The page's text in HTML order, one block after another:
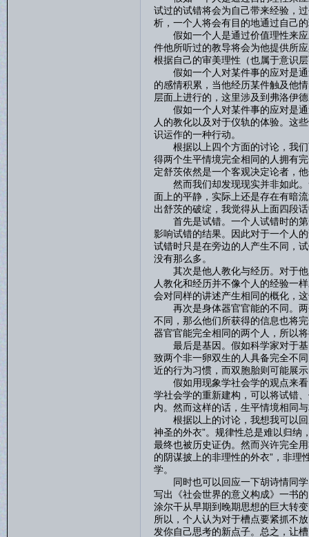
试过的试错将会为自己带来经验，
析，一个人将会有目的地通过自己
假如一个人是通过价值理性来应
件他所听过的教导将会为他提供所
根据自己的审美理性（也属于意识
假如一个人对某件事的应对是通
的感情积累，当他经历某件触及他
层面上进行的，这里涉及到弗洛伊
假如一个人对某件事的应对是通
人的教化以及对于仪轨的体验。这
识运作的一种行动。
根据以上四个方面的讨论，我们
得两个生平情境完全相同的人拥有
定舒茨依然是一个客观决定论者，
然而我们却发现现实并非如此。
面上的平静，实际上还是存在有暗
出舒茨的破绽，我觉得从上面四段
首先是试错。一个人试错时的第
影响试错的结果。因此对于一个人
试错时只是在旁边的人产生不同，
没有那么多。
其次是他人教化与经历。对于他
人教化和经历并不像个人的经验一
会对同样的讲述产生相同的概化，
再次是身体器官官能的不同。两
不同，那么他们所获得的信息也将
器官官能完全相同的两个人，所以
最后是基因。假如科学家对于基
致两个非一卵双生的人具备完全不
近的行为习惯，而双胞胎则可能展
假如用现象学社会学的观点来看
学社会学的重新建构，可以将试错
内。然而这样的话，生平情境相同
根据以上的讨论，我想我可以回
神圣的外衣”。规律性总是难以归纳
最终也被历史证伪。然而兴许完全
的阴谋披上的非理性的外衣”，非
学。
同时也可以回应一下胡诗情同学
写出《社会世界的意义构成》一书
涂尔干从早期到晚期思想的巨大转
所以，个人认为对于槽点要紧抓不
发你自己思考的新点子。总之，让